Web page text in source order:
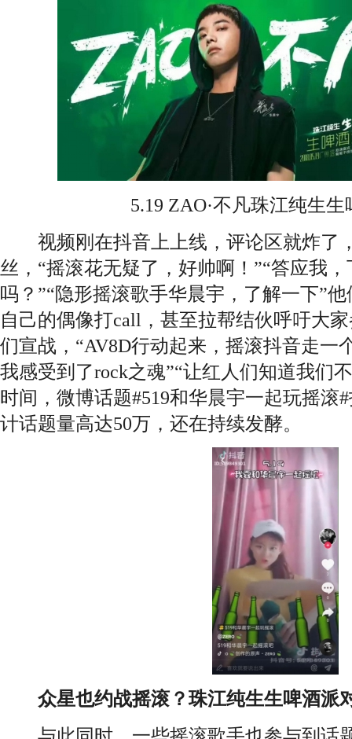
5.19 ZAO·不凡珠江纯生
视频刚在抖音上上线，评论区就炸了
丝，“摇滚花无疑了，好帅啊！”“答应我
吗？”“隐形摇滚歌手华晨宇，了解一下”
自己的偶像打call，甚至拉帮结伙呼吁大
们宣战，“AV8D行动起来，摇滚抖音走一
我感受到了rock之魂”“让红人们知道我
时间，微博话题#519和华晨宇一起玩摇滚
计话题量高达50万，还在持续发酵。
众星也约战摇滚？珠江纯生生啤酒派